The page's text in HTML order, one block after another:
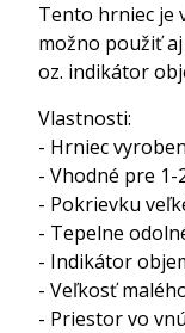
Tento hrniec je
možno použiť
oz. indikátor
Vlastnosti:
- Hrniec
- Vhodné pre 1-
- Pokrievku
- Tepelne
- Indikátor
- Veľkosť
- Priestor vo